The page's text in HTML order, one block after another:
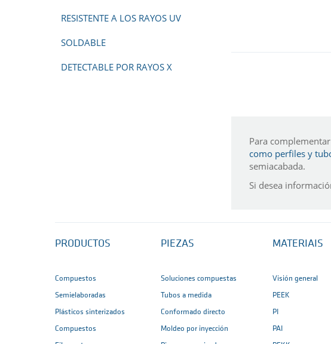
RESISTENTE A LOS RAYOS UV
SOLDABLE
DETECTABLE POR RAYOS X
Para
como perfiles y
semiacabada.
Si desea
PRODUCTOS
Compuestos
Semielaboradas
Plásticos sinterizados
Compuestos
PIEZAS
Soluciones compuestas
Tubos a medida
Conformado directo
Moldeo por inyección
MATERIAIS
Visión general
PEEK
PI
PAI